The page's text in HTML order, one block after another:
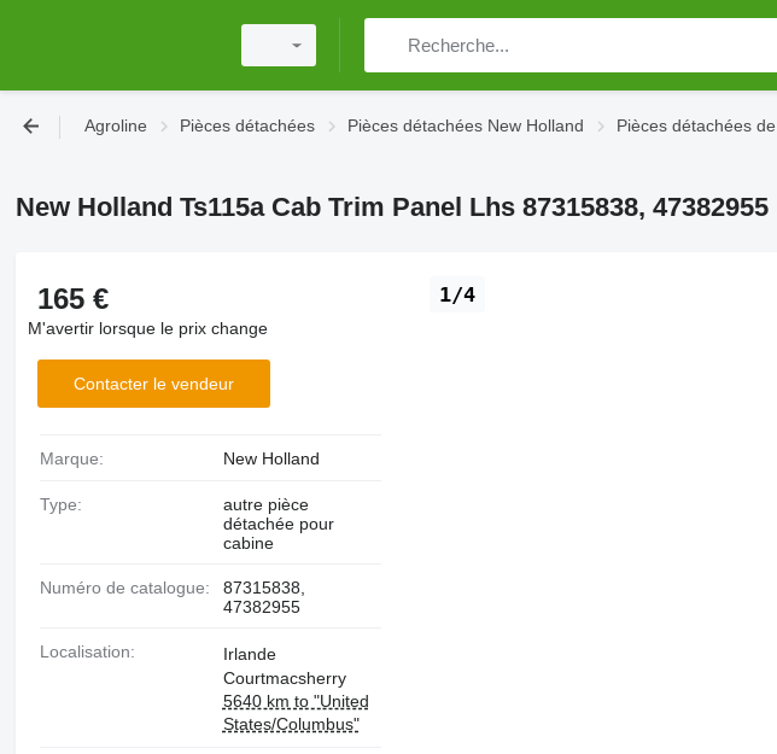
Agroline Pièces détachées Pièces détachées New Holland Pièces détachées
New Holland Ts115a Cab Trim Panel Lhs 87315838, 47382955
1/4
165 €
M'avertir lorsque le prix change
Contacter le vendeur
Marque: New Holland
Type:
autre pièce
détachée pour
cabine
Numéro de catalogue:
87315838,
47382955
Localisation:
Irlande
Courtmacsherry
5640 km to "United
States/Columbus"